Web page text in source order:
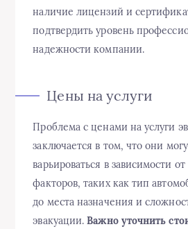
наличие лицензий и
подтвердить уровень
надежности компании.
Цены на услуги
Проблема с ценами на услуги
заключается в том, что они
варьироваться в зависимости
факторов, таких как тип
до места назначения и
эвакуации.Важно уточнить